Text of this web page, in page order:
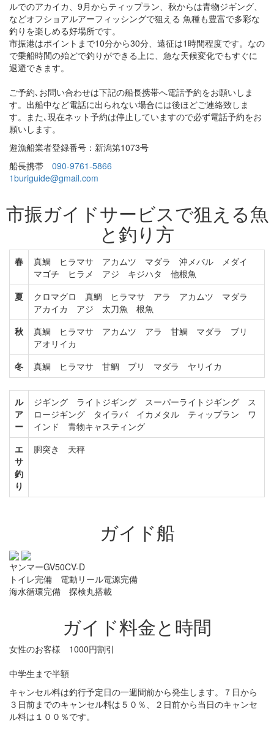
ルでのアカイカ、9月からティップラン、秋からは青物ジギング、
などオフショアルアーフィッシングで狙える 魚種も豊富で多彩な
釣りを楽しめる好場所です。
市振港はポイントまで10分から30分、遠征は1時間程度です。なの
で乗船時間の殆どで釣りができる上に、急な天候変化でもすぐに
退避できます。
ご予約､お問い合わせは下記の船長携帯へ電話予約をお願いしま
す。出船中など電話に出られない場合には後ほどご連絡致しま
す。また､現在ネット予約は停止していますので必ず電話予約をお
願いします。
遊漁船業者登録番号：新潟第1073号
船長携帯 090-9761-5866
1buriguide@gmail.com
市振ガイドサービスで狙える魚
と釣り方
春
真鯛 ヒラマサ アカムツ マダラ 沖メバル メダイ
マゴチ ヒラメ アジ キジハタ 他根魚
夏
クロマグロ 真鯛 ヒラマサ アラ アカムツ マダラ
アカイカ アジ 太刀魚 根魚
秋
真鯛 ヒラマサ アカムツ アラ 甘鯛 マダラ ブリ
アオリイカ
冬
真鯛 ヒラマサ 甘鯛 ブリ マダラ ヤリイカ
ル
ア
ー
ジギング ライトジギング スーパーライトジギング ス
ロージギング タイラバ イカメタル ティップラン ワ
インド 青物キャスティング
エ
サ
釣
り
胴突き 天秤
ガイド船
ヤンマーGV50CV-D
トイレ完備 電動リール電源完備
海水循環完備 探検丸搭載
ガイド料金と時間
女性のお客様 1000円割引
中学生まで半額
キャンセル料は釣行予定日の一週間前から発生します。７日から
３日前までのキャンセル料は５０％、２日前から当日のキャンセ
ル料は１００％です。